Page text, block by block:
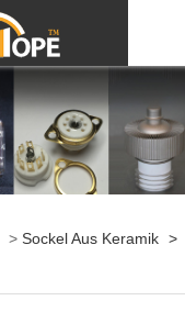
> Sockel Aus Keramik >